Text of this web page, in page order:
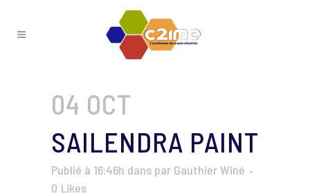
04 OCT
SAILENDRA PAINT
Publié à 16:46h dans par Gauthier Winé
0 Likes